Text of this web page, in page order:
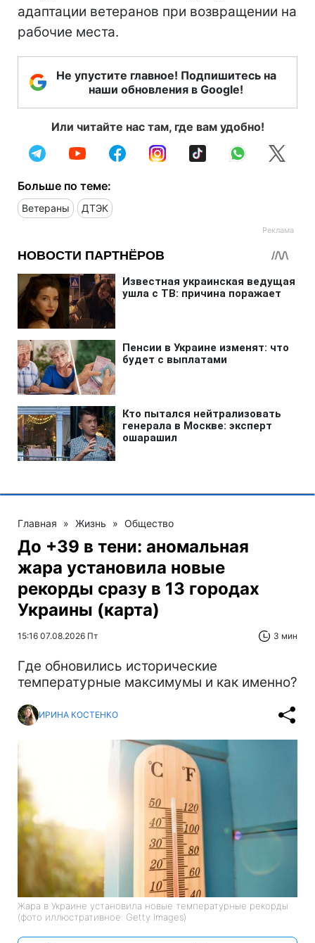
адаптации ветеранов при возвращении на
рабочие места.
Не упустите главное! Подпишитесь на
наши обновления в Google!
Или читайте нас там, где вам удобно!
Больше по теме:
Ветераны ДТЭК
Главная » Жизнь » Общество
До +39 в тени: аномальная
жара установила новые
рекорды сразу в 13 городах
Украины (карта)
15:16 07.08.2026 Пт 3 мин
Где обновились исторические
температурные максимумы и как именно?
ИРИНА КОСТЕНКО
Жара в Украине установила новые температурные рекорды
(фото иллюстративное: Getty Images)